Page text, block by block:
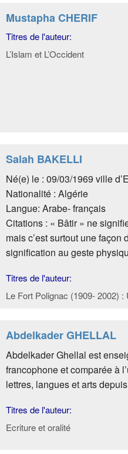
Mustapha CHERIF
Titres de l'auteur:
L’Islam et L’Occident
Salah BAKELLI
Né(e) le : 09/03/1969 ville
Nationalité : Algérie
Langue: Arabe- français
Citations : « Bâtir » ne
mais c’est surtout une façon
signification au geste
Titres de l'auteur:
Le Fort Polignac (1909- 2002) :
Abdelkader GHELLAL
Abdelkader Ghellal est
francophone et comparée à
lettres, langues et arts
Titres de l'auteur:
Ecriture et oralité